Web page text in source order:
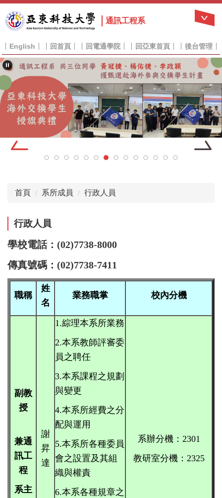
到
主
內
容
區
通訊工程系
English 回首頁 回電通學院 回亞東首頁 後台管理
首頁 系所成員 行政人員
行政人員
學校電話：(02)7738-8000
傳真號碼：(02)7738-7411
職稱
姓
名
業務職掌 校內分機
副教
授
兼通
訊工
程
系主
謝
昇
達
1.綜理本系所業務
2.本系教師評審委
員之聘任
3.本系課程之規劃
與變更
4.本系所經費之分
配與運用
5.本系所各種委員
會之設置及其組
織與權責
6.本系各種規章之
系辦分機：2301
教研室分機：2325